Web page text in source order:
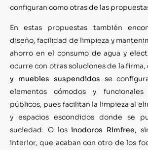
configuran como otras de las
En estas propuestas también
diseño, facilidad de limpieza y
ahorro en el consumo de agua y
ocurre con otras soluciones de la firma,
y muebles suspendidos se
elementos cómodos y
públicos, pues facilitan la limpieza al
y espacios escondidos donde se
suciedad. O losinodoros Rimfree,
interior, que acaban con otro de los